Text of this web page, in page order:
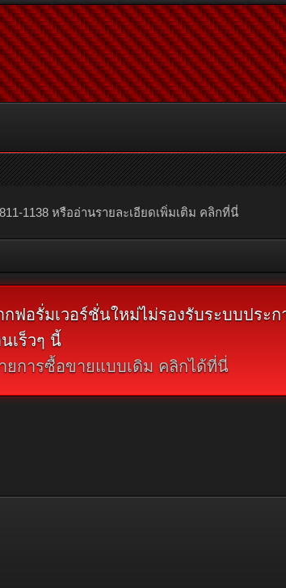
1138 หรืออ่านรายละเอียดเพิ่มเติม คลิกที่นี่
อรั่มเวอร์ชั่นใหม่ไม่รองรับระบบประ
เร็วๆ นี้
การซื้อขายแบบเดิม คลิกได้ที่นี่